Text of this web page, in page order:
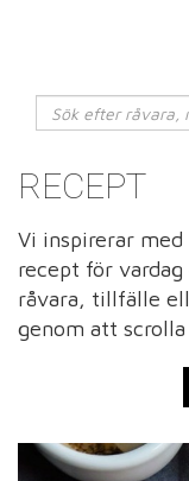
RECEPT
Vi inspirerar
recept för
råvara, tillfälle
genom att